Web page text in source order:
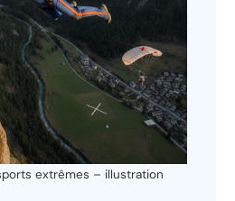
extrêmes – illustration